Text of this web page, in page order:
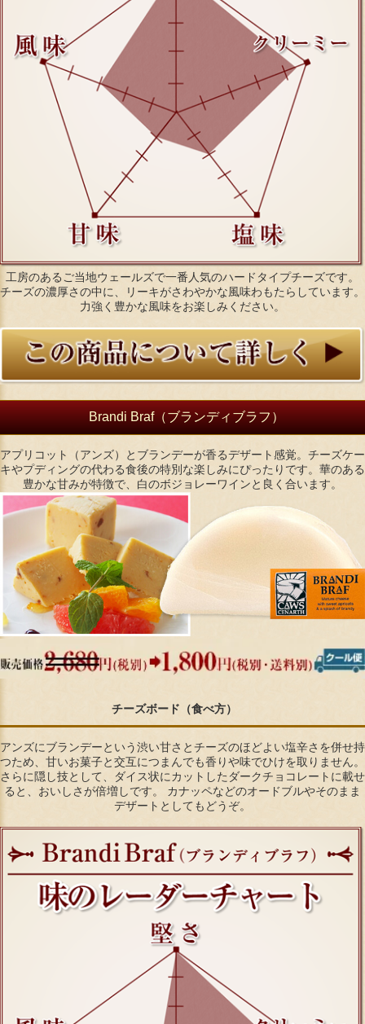
工房のあるご当地ウェールズで一番人気のハードタイプチーズです。
チーズの濃厚さの中に、リーキがさわやかな風味わもたらしています。
力強く豊かな風味をお楽しみください。
Brandi Braf（ブランディブラフ）
アプリコット（アンズ）とブランデーが香るデザート感覚。チーズケー
キやプディングの代わる食後の特別な楽しみにぴったりです。華のある
豊かな甘みが特徴で、白のボジョレーワインと良く合います。
チーズボード（食べ方）
アンズにブランデーという渋い甘さとチーズのほどよい塩辛さを併せ持
つため、甘いお菓子と交互につまんでも香りや味でひけを取りません。
さらに隠し技として、ダイス状にカットしたダークチョコレートに載せ
ると、おいしさが倍増しです。 カナッペなどのオードブルやそのまま
デザートとしてもどうぞ。